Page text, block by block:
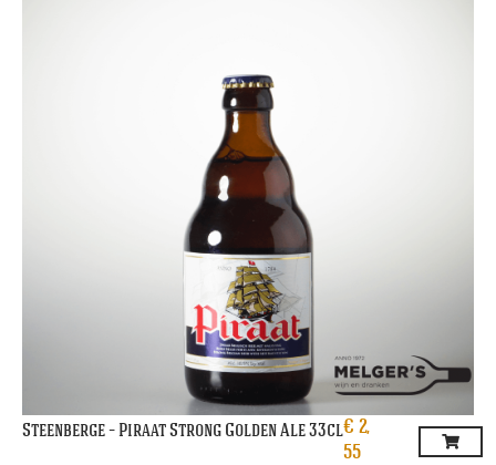
Steenberge – Piraat Strong Golden Ale 33cl€ 2,
55